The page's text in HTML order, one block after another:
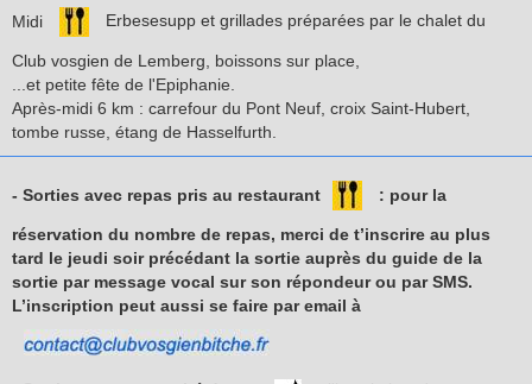
Midi Erbesesupp et grillades préparées par le chalet du
Club vosgien de Lemberg, boissons sur place,
...et petite fête de l'Epiphanie.
Après-midi 6 km : carrefour du Pont Neuf, croix Saint-Hubert,
tombe russe, étang de Hasselfurth.
- Sorties avec repas pris au restaurant : pour la
réservation du nombre de repas, merci de t’inscrire au plus
tard le jeudi soir précédant la sortie auprès du guide de la
sortie par message vocal sur son répondeur ou par SMS.
L’inscription peut aussi se faire par email à